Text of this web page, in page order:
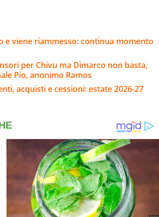
e viene riammesso: continua momento
per Chivu ma Dimarco non basta,
Pio, anonimo Ramos
acquisti e cessioni: estate 2026-27